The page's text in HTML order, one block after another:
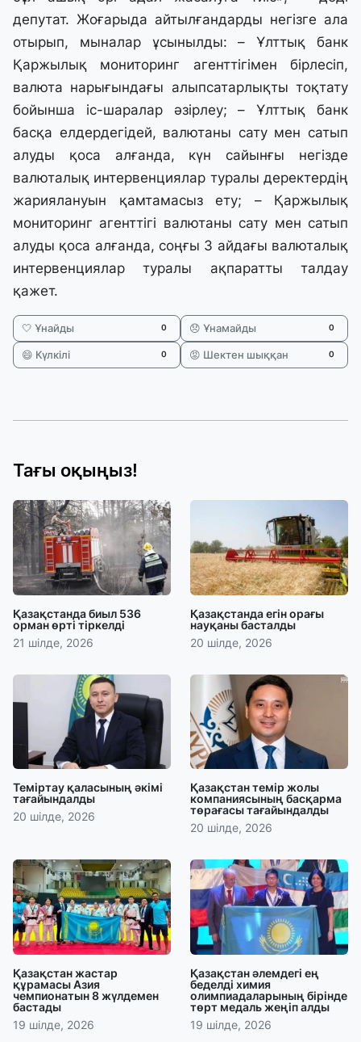
депутат. Жоғарыда айтылғандарды негізге ала
отырып, мыналар ұсынылды: – Ұлттық банк
Қаржылық мониторинг агенттігімен бірлесіп,
валюта нарығындағы алыпсатарлықты тоқтату
бойынша іс-шаралар әзірлеу; – Ұлттық банк
басқа елдердегідей, валютаны сату мен сатып
алуды қоса алғанда, күн сайынғы негізде
валюталық интервенциялар туралы деректердің
жариялануын қамтамасыз ету; – Қаржылық
мониторинг агенттігі валютаны сату мен сатып
алуды қоса алғанда, соңғы 3 айдағы валюталық
интервенциялар туралы ақпаратты талдау
қажет.
🤍 Ұнайды 0 😞 Ұнамайды 0
😄 Күлкілі 0 😡 Шектен шыққан 0
Тағы оқыңыз!
Қазақстанда биыл 536
орман өрті тіркелді
21 шілде, 2026
Қазақстанда егін орағы
науқаны басталды
20 шілде, 2026
Теміртау қаласының әкімі
тағайындалды
20 шілде, 2026
Қазақстан темір жолы
компаниясының басқарма
төрағасы тағайындалды
20 шілде, 2026
Қазақстан жастар
құрамасы Азия
чемпионатын 8 жүлдемен
бастады
19 шілде, 2026
Қазақстан әлемдегі ең
беделді химия
олимпиадаларының бірінде
төрт медаль жеңіп алды
19 шілде, 2026